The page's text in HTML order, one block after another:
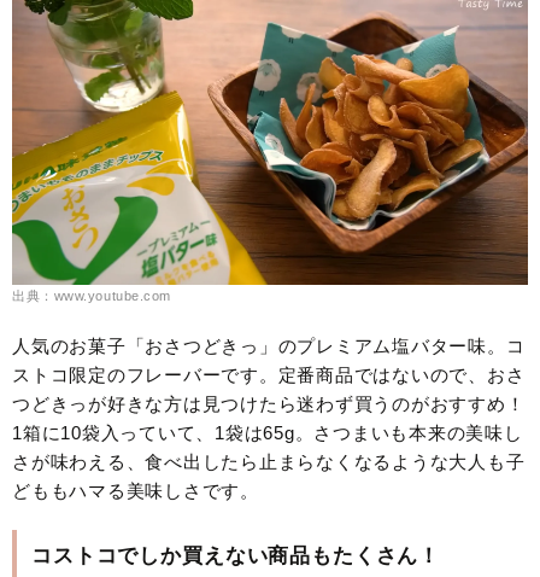
出典：www.youtube.com
人気のお菓子「おさつどきっ」のプレミアム塩バター味。コ
ストコ限定のフレーバーです。定番商品ではないので、おさ
つどきっが好きな方は見つけたら迷わず買うのがおすすめ！
1箱に10袋入っていて、1袋は65g。さつまいも本来の美味し
さが味わえる、食べ出したら止まらなくなるような大人も子
どももハマる美味しさです。
コストコでしか買えない商品もたくさん！